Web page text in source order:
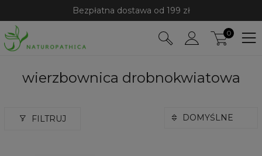
Bezpłatna dostawa od 199 zł
0
wierzbownica drobnokwiatowa
FILTRUJ